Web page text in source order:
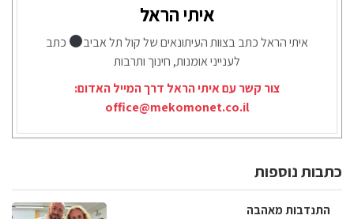
איתי הראל
איתי הראל כתב בצוות העיתונאים של קול תל אביב
כתב
לענייני אומנות, חינוך ותרבות
צור קשר עם איתי הראל דרך המייל האדום:
office@mekomonet.co.il
כתבות נוספות
התנדבות מאהבה